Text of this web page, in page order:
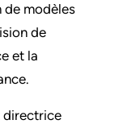
de modèles
de
et la
directrice